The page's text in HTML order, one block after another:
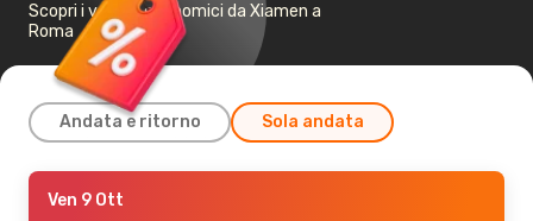
Scopri i voli più economici da Xiamen a
Roma
Andata e ritorno Sola andata
Dom 27 Set
Ven 9 Ott